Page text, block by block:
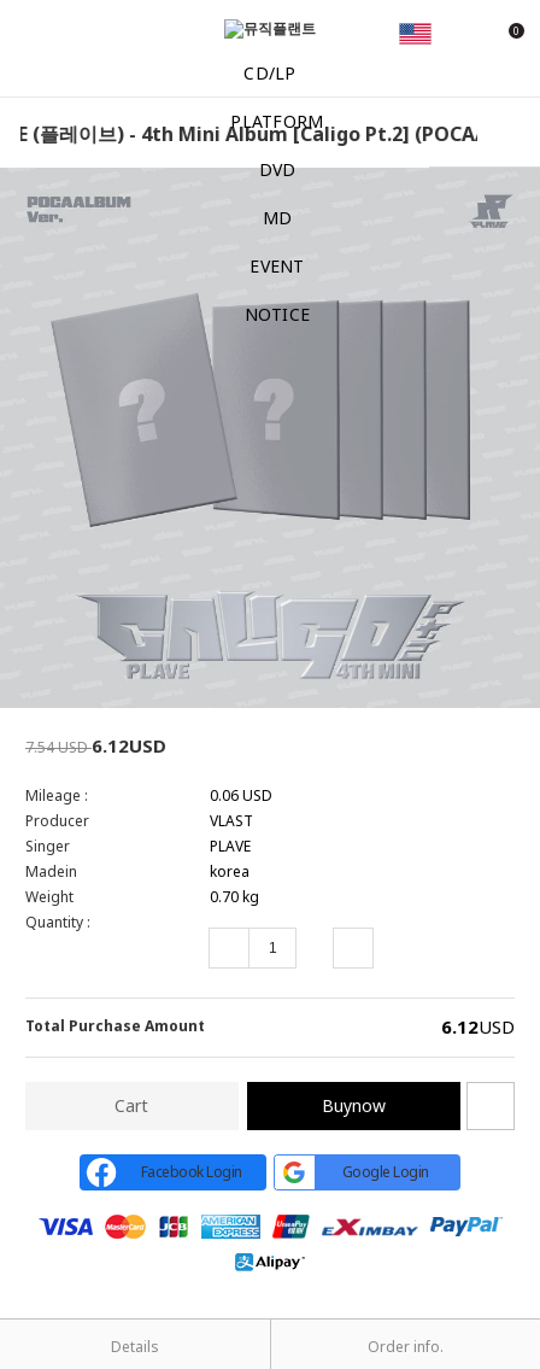
0
CD/LP
PLATFORM
DVD
MD
EVENT
NOTICE
(플레이브) - 4th Mini Album [Caligo Pt.2]
7.54 USD6.12USD
Mileage :
0.06 USD
Producer
VLAST
Singer
PLAVE
Madein
korea
Weight
0.70 kg
Quantity :
Total Purchase Amount 6.12USD
Cart Buynow
Facebook Login Google Login
Details Order info.